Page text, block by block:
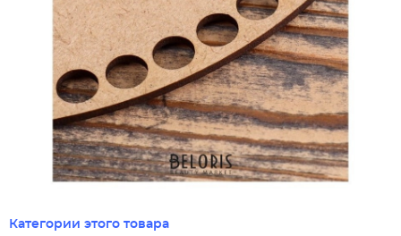
Категории этого товара